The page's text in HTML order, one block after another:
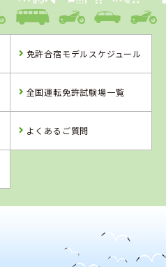
ル
予 約
ル門司
細
園
詳 細
5
免許合宿モデルスケジュール
全国運転免許試験場一覧
よくあるご質問